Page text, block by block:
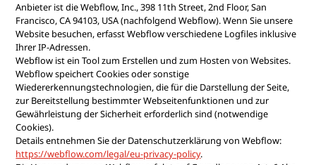
Anbieter ist die Webflow, Inc., 398 11th Street, 2nd Floor, San
Francisco, CA 94103, USA (nachfolgend Webflow). Wenn Sie unsere
Website besuchen, erfasst Webflow verschiedene Logfiles inklusive
Ihrer IP-Adressen.
Webflow ist ein Tool zum Erstellen und zum Hosten von Websites.
Webflow speichert Cookies oder sonstige
Wiedererkennungstechnologien, die für die Darstellung der Seite,
zur Bereitstellung bestimmter Webseitenfunktionen und zur
Gewährleistung der Sicherheit erforderlich sind (notwendige
Cookies).
Details entnehmen Sie der Datenschutzerklärung von Webflow:
https://webflow.com/legal/eu-privacy-policy.